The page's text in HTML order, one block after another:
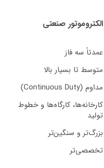
الکتروموتور صنعتی
عمدتاً سه فاز
متوسط تا بسیار بالا
مداوم (Continuous Duty)
کارخانه‌ها، کارگاه‌ها و خطوط
تولید
بزرگ‌تر و سنگین‌تر
تخصصی‌تر